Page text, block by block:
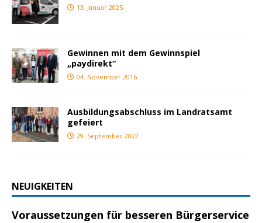
13. Januar 2025
Gewinnen mit dem Gewinnspiel
„paydirekt“
04. November 2016
Ausbildungsabschluss im Landratsamt
gefeiert
29. September 2022
NEUIGKEITEN
Voraussetzungen für besseren Bürgerservice